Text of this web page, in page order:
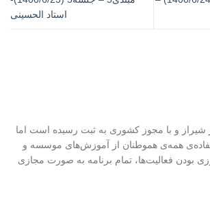
و با مجوز کشوری به ثبت رسیده است اما
همه‌ی هموطنان از آموزش‌های موسسه و
بودن فعالیت‌ها، تمام برنامه به صورت مجازی
استاد الحسینی